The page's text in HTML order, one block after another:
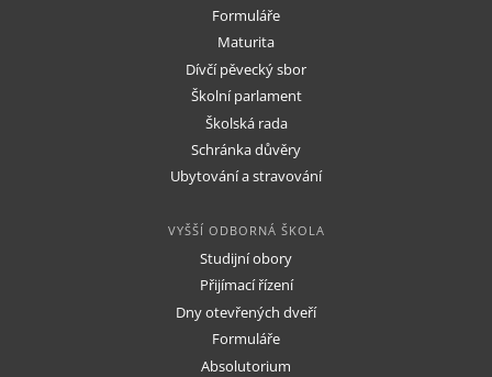
Formuláře
Maturita
Dívčí pěvecký sbor
Školní parlament
Školská rada
Schránka důvěry
Ubytování a stravování
VYŠŠÍ ODBORNÁ ŠKOLA
Studijní obory
Přijímací řízení
Dny otevřených dveří
Formuláře
Absolutorium